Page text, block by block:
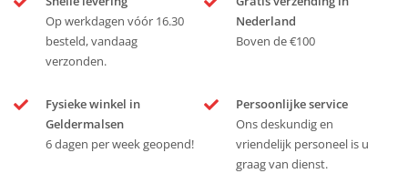
Op werkdagen vóór 16.30
besteld, vandaag
verzonden.
Nederland
Boven de €100
Fysieke winkel in
Geldermalsen
6 dagen per week geopend!
Persoonlijke service
Ons deskundig en
vriendelijk personeel is u
graag van dienst.